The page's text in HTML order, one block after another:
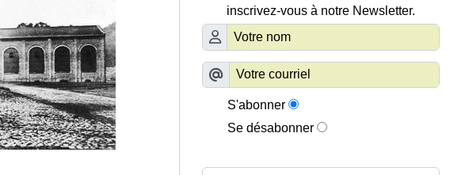
inscrivez-vous à notre Newsletter.
S'abonner
Se désabonner